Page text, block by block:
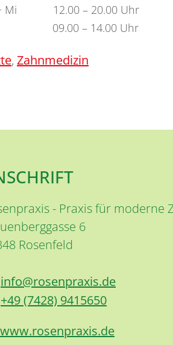
Mi 12.00 – 20.00 Uhr
09.00 – 14.00 Uhr
, Zahnmedizin
- Praxis für moderne
6
Rosenfeld
info@rosenpraxis.de
+49 (7428) 9415650
www.rosenpraxis.de